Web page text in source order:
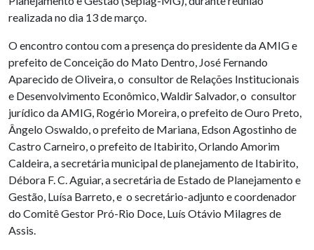
realizada no dia 13 de março.
O encontro contou com a presença do presidente da AMIG e
prefeito de Conceição do Mato Dentro, José Fernando
Aparecido de Oliveira, o consultor de Relações Institucionais
e Desenvolvimento Econômico, Waldir Salvador, o consultor
jurídico da AMIG, Rogério Moreira, o prefeito de Ouro Preto,
Ângelo Oswaldo, o prefeito de Mariana, Edson Agostinho de
Castro Carneiro, o prefeito de Itabirito, Orlando Amorim
Caldeira, a secretária municipal de planejamento de Itabirito,
Débora F. C. Aguiar, a secretária de Estado de Planejamento e
Gestão, Luísa Barreto, e o secretário-adjunto e coordenador
do Comitê Gestor Pró-Rio Doce, Luís Otávio Milagres de
Assis.